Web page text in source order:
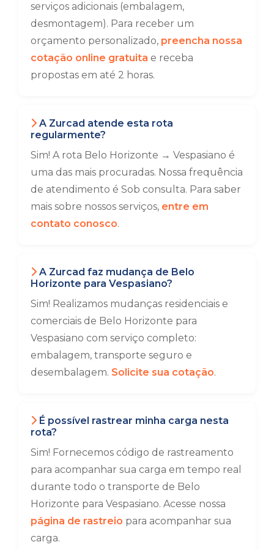
serviços adicionais (embalagem,
desmontagem). Para receber um
orçamento personalizado, preencha nossa
cotação online gratuita e receba
propostas em até 2 horas.
A Zurcad atende esta rota
regularmente?
Sim! A rota Belo Horizonte → Vespasiano é
uma das mais procuradas. Nossa frequência
de atendimento é Sob consulta. Para saber
mais sobre nossos serviços, entre em
contato conosco.
A Zurcad faz mudança de Belo
Horizonte para Vespasiano?
Sim! Realizamos mudanças residenciais e
comerciais de Belo Horizonte para
Vespasiano com serviço completo:
embalagem, transporte seguro e
desembalagem. Solicite sua cotação.
É possível rastrear minha carga nesta
rota?
Sim! Fornecemos código de rastreamento
para acompanhar sua carga em tempo real
durante todo o transporte de Belo
Horizonte para Vespasiano. Acesse nossa
página de rastreio para acompanhar sua
carga.